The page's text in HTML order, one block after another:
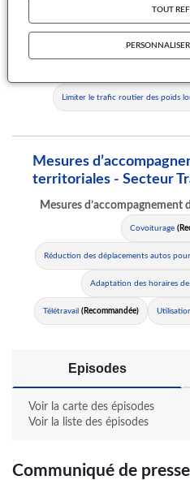
Mesure ou
Limiter le trafic routier des poids
Mesures
territoriales - Secteur
Mesures
Covoiturage
Réduction des déplacements autos
Adaptation des horaires de
Télétravail (Recommandée)
Episodes
Voir la carte des épisodes
Voir la liste des épisodes
Communiqué de presse
TOUT